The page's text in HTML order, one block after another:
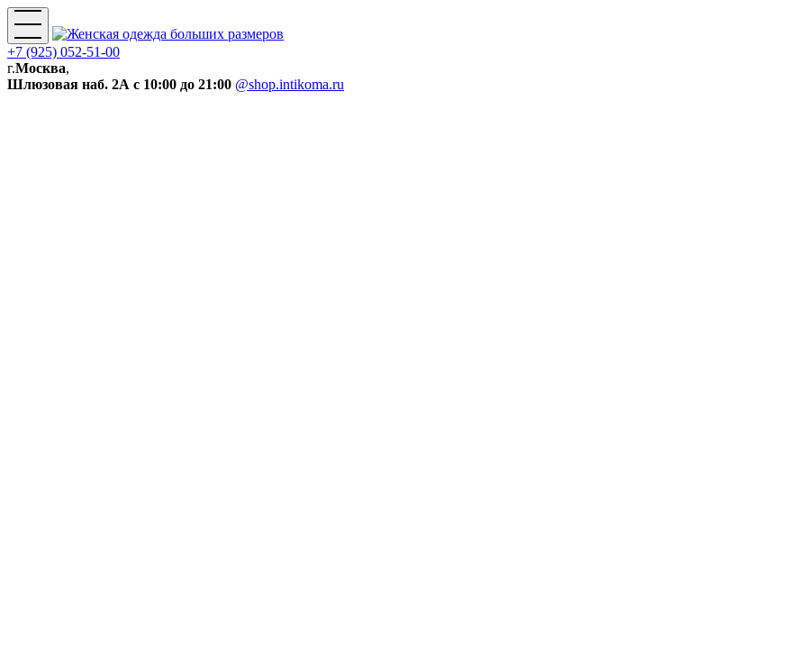
+7 (925) 052-51-00
г.Москва,
Шлюзовая наб. 2А с 10:00 до 21:00 @shop.intikoma.ru